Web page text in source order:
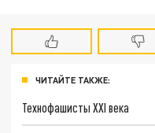
ЧИТАЙТЕ ТАКЖЕ:
Технофашисты XXI века